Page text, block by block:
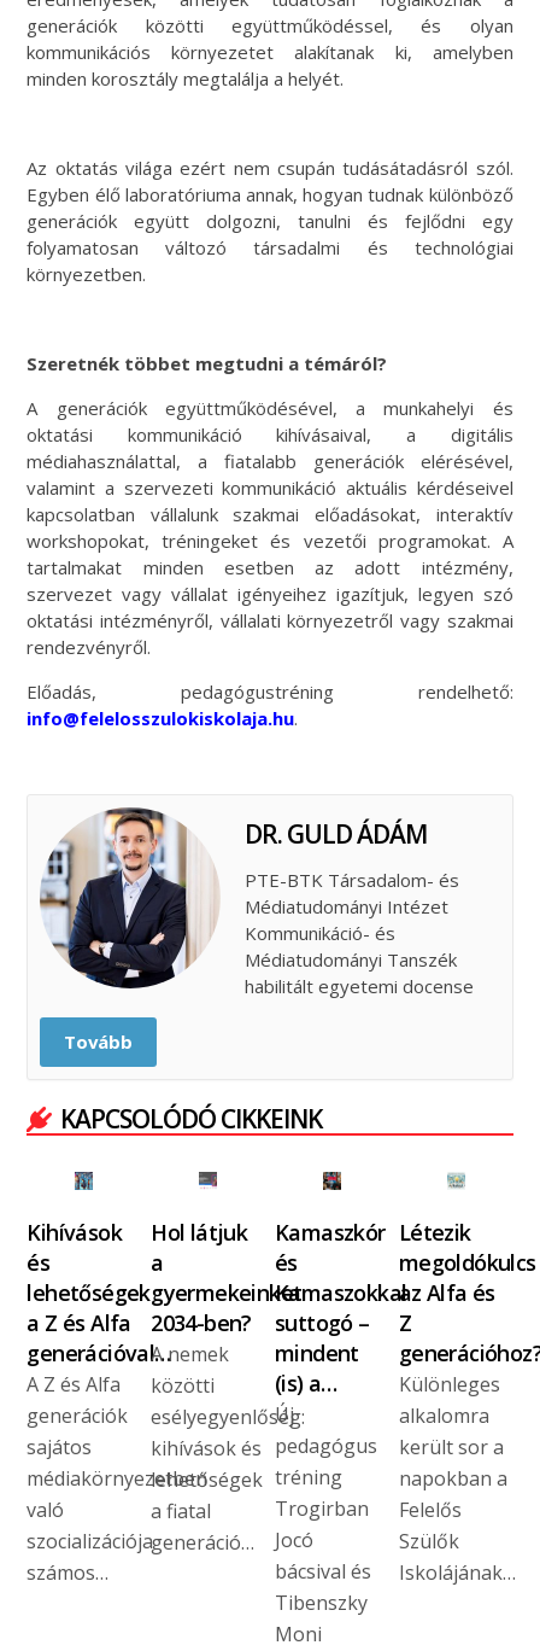
generációk közötti együttműködéssel, és olyan
kommunikációs környezetet alakítanak ki, amelyben
minden korosztály megtalálja a helyét.
Az oktatás világa ezért nem csupán tudásátadásról szól.
Egyben élő laboratóriuma annak, hogyan tudnak különböző
generációk együtt dolgozni, tanulni és fejlődni egy
folyamatosan változó társadalmi és technológiai
környezetben.
Szeretnék többet megtudni a témáról?
A generációk együttműködésével, a munkahelyi és
oktatási kommunikáció kihívásaival, a digitális
médiahasználattal, a fiatalabb generációk elérésével,
valamint a szervezeti kommunikáció aktuális kérdéseivel
kapcsolatban vállalunk szakmai előadásokat, interaktív
workshopokat, tréningeket és vezetői programokat. A
tartalmakat minden esetben az adott intézmény,
szervezet vagy vállalat igényeihez igazítjuk, legyen szó
oktatási intézményről, vállalati környezetről vagy szakmai
rendezvényről.
Előadás, pedagógustréning rendelhető:
info@felelosszulokiskolaja.hu.
DR. GULD ÁDÁM
PTE-BTK Társadalom- és
Médiatudományi Intézet
Kommunikáció- és
Médiatudományi Tanszék
habilitált egyetemi docense
Tovább
KAPCSOLÓDÓ CIKKEINK
Kihívások
és
lehetőségek
a Z és Alfa
generációval…
A Z és Alfa
generációk
sajátos
médiakörnyezetben
való
szocializációja
számos…
Hol látjuk
a
gyermekeinket
2034-ben?
A nemek
közötti
esélyegyenlőség:
kihívások és
lehetőségek
a fiatal
generáció…
Kamaszkór
és
Kamaszokkal
suttogó –
mindent
(is) a…
Új
pedagógus
tréning
Trogirban
Jocó
bácsival és
Tibenszky
Moni
Létezik
megoldókulcs
az Alfa és
Z
Különleges
alkalomra
került sor a
napokban a
Felelős
Szülők
Iskolájának…